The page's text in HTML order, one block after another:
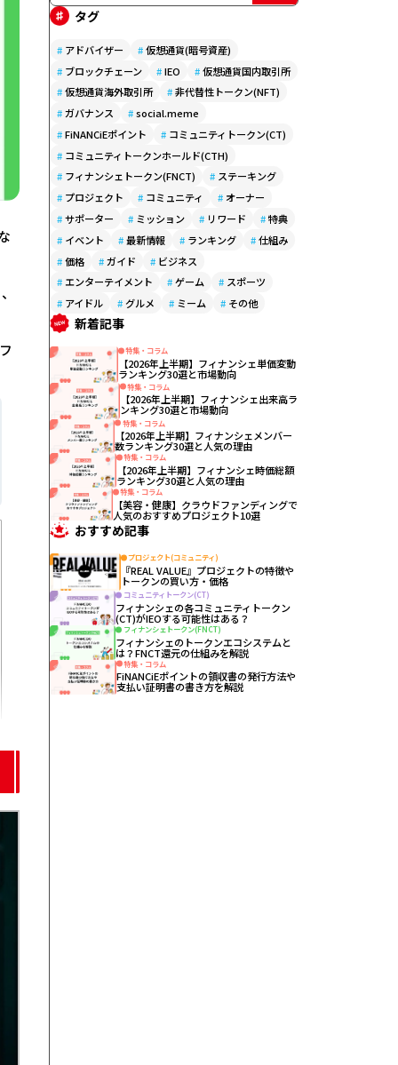
タグ
# アドバイザー #仮想通貨(暗号資産)
# ブロックチェーン #IEO #仮想通貨国内取引所
#仮想通貨海外取引所 #非代替性トークン(NFT)
#ガバナンス #social.meme
#FiNANCiEポイント # コミュニティトークン(CT)
# コミュニティトークンホールド(CTH)
# フィナンシェトークン(FNCT) # ステーキング
# プロジェクト # コミュニティ # オーナー
#サポーター # ミッション # リワード #特典
# イベント #最新情報 # ランキング #仕組み
#価格 #ガイド # ビジネス
# エンターテイメント #ゲーム # スポーツ
# アイドル # グルメ # ミーム # その他
新着記事
特集・コラム
【2026年上半期】フィナンシェ単価変動
ランキング30選と市場動向
特集・コラム
【2026年上半期】フィナンシェ出来高ラ
ンキング30選と市場動向
特集・コラム
【2026年上半期】フィナンシェメンバー
数ランキング30選と人気の理由
特集・コラム
【2026年上半期】フィナンシェ時価総額
ランキング30選と人気の理由
特集・コラム
【美容・健康】クラウドファンディングで
人気のおすすめプロジェクト10選
おすすめ記事
プロジェクト(コミュニティ)
『REAL VALUE』プロジェクトの特徴や
トークンの買い方・価格
コミュニティトークン(CT)
フィナンシェの各コミュニティトークン
(CT)がIEOする可能性はある？
フィナンシェトークン(FNCT)
フィナンシェのトークンエコシステムと
は？FNCT還元の仕組みを解説
特集・コラム
FiNANCiEポイントの領収書の発行方法や
支払い証明書の書き方を解説